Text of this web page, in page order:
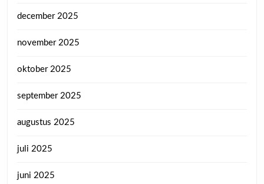
december 2025
november 2025
oktober 2025
september 2025
augustus 2025
juli 2025
juni 2025